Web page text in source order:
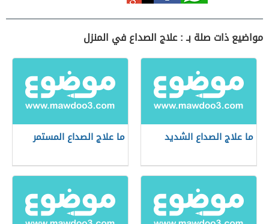
مواضيع ذات صلة بـ : علاج الصداع في المنزل
ما علاج الصداع الشديد ما علاج الصداع المستمر